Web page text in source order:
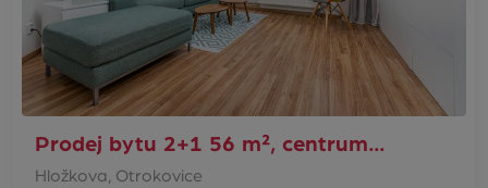
Prodej bytu 2+1 56 m², centrum…
Hložkova, Otrokovice